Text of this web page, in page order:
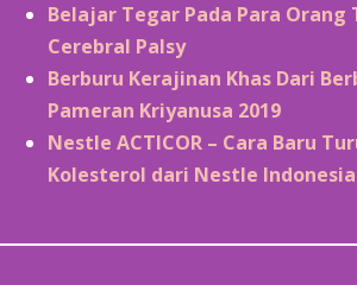
Belajar Tegar Pada Para Orang
Cerebral Palsy
Berburu Kerajinan Khas Dari
Pameran Kriyanusa 2019
Nestle ACTICOR – Cara Baru
Kolesterol dari Nestle Indonesia